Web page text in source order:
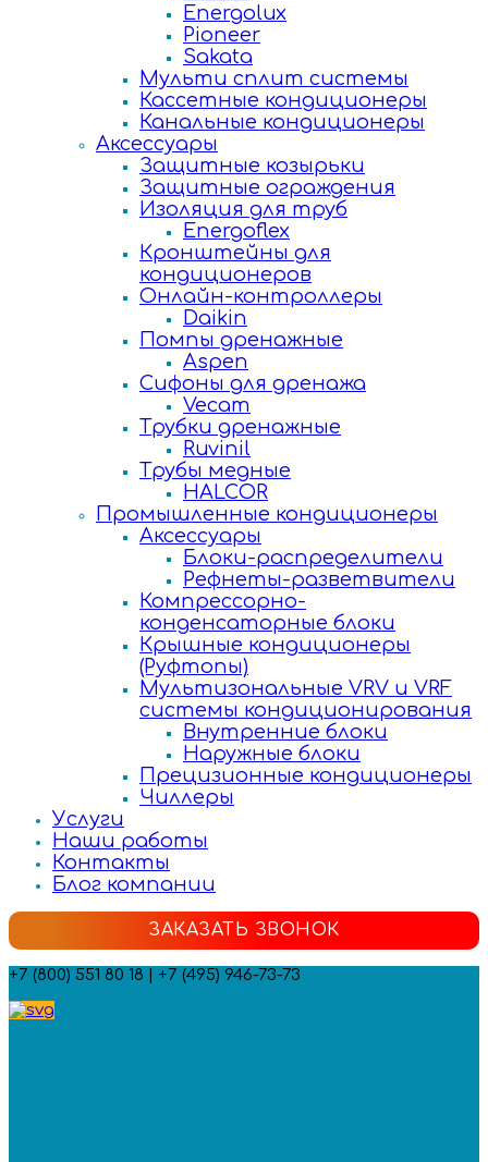
Energolux
Pioneer
Sakata
Мульти сплит системы
Кассетные кондиционеры
Канальные кондиционеры
Аксессуары
Защитные козырьки
Защитные ограждения
Изоляция для труб
Energoflex
Кронштейны для
кондиционеров
Онлайн-контроллеры
Daikin
Помпы дренажные
Aspen
Сифоны для дренажа
Vecam
Трубки дренажные
Ruvinil
Трубы медные
HALCOR
Промышленные кондиционеры
Аксессуары
Блоки-распределители
Рефнеты-разветвители
Компрессорно-
конденсаторные блоки
Крышные кондиционеры
(Руфтопы)
Мультизональные VRV и VRF
системы кондиционирования
Внутренние блоки
Наружные блоки
Прецизионные кондиционеры
Чиллеры
Услуги
Наши работы
Контакты
Блог компании
ЗАКАЗАТЬ ЗВОНОК
+7 (800) 551 80 18 | +7 (495) 946-73-73